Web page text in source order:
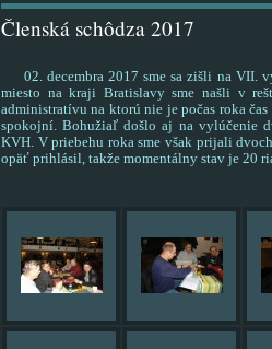
Členská schôdza 2017
02. decembra 2017 sme sa zišli na VII.
miesto na kraji Bratislavy sme našli v
administratívu na ktorú nie je počas roka
spokojní. Bohužiaľ došlo aj na vylúčenie
KVH. V priebehu roka sme však prijali
opäť prihlásil, takže momentálny stav je 20